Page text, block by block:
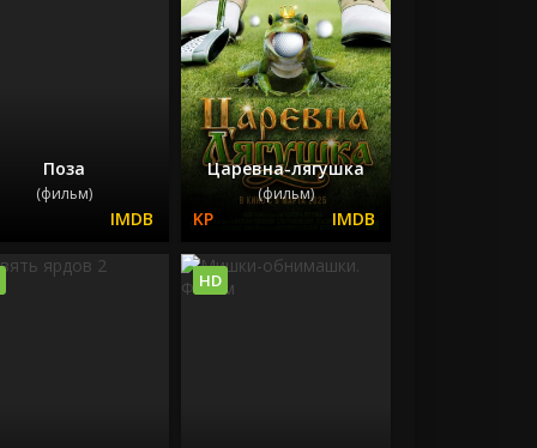
Поза
(фильм)
Царевна-лягушка
(фильм)
HD